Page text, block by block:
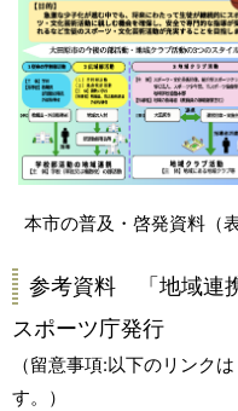
本市の普及・啓発資料（表
参考資料 「地域連
スポーツ庁発行
（留意事項:以下のリンク
す。）